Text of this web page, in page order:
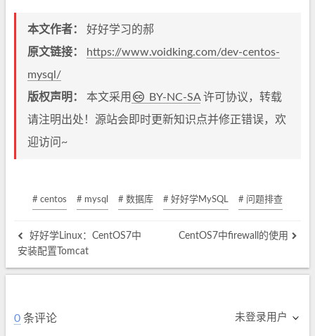
本文作者：
好好学习的郝
原文链接：
https://www.voidking.com/dev-centos-
mysql/
版权声明：
本文采用 BY-NC-SA许可协议，转载
请注明出处！源站会即时更新知识点并修正错误，欢
迎访问~
# centos # mysql # 数据库 # 好好学MySQL # 问题排查
好好学Linux：CentOS7中
安装配置Tomcat
CentOS7中firewall的使用
0 条评论 未登录用户